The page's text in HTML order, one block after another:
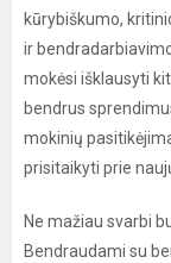
kūrybiškumo,
ir
mokėsi išklausyti
bendrus
mokinių
prisitaikyti prie
Ne mažiau svarbi
Bendraudami su